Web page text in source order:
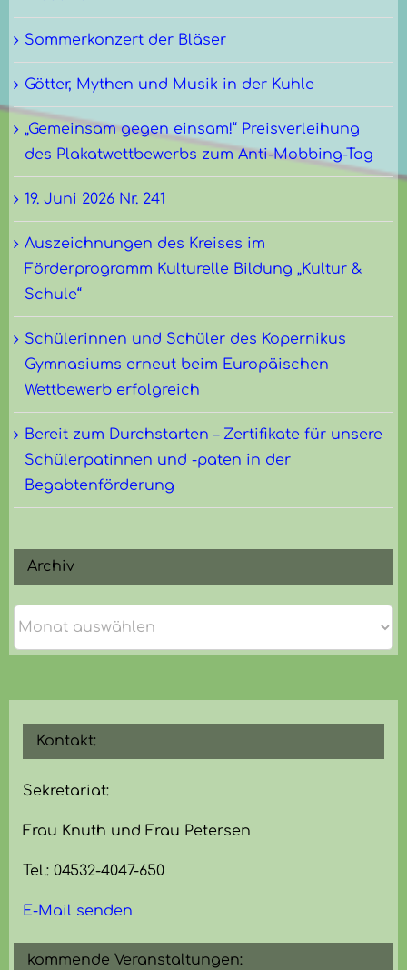
Kontakt:
Sekretariat:
Frau Knuth und Frau Petersen
Tel.: 04532-4047-650
E-Mail senden
kommende Veranstaltungen:
Sommerkonzert der Bläser
Götter, Mythen und Musik in der Kuhle
„Gemeinsam gegen einsam!“ Preisverleihung
des Plakatwettbewerbs zum Anti-Mobbing-Tag
19. Juni 2026 Nr. 241
Auszeichnungen des Kreises im
Förderprogramm Kulturelle Bildung „Kultur &
Schule“
Schülerinnen und Schüler des Kopernikus
Gymnasiums erneut beim Europäischen
Wettbewerb erfolgreich
Bereit zum Durchstarten – Zertifikate für unsere
Schülerpatinnen und -paten in der
Begabtenförderung
Archiv
Archiv